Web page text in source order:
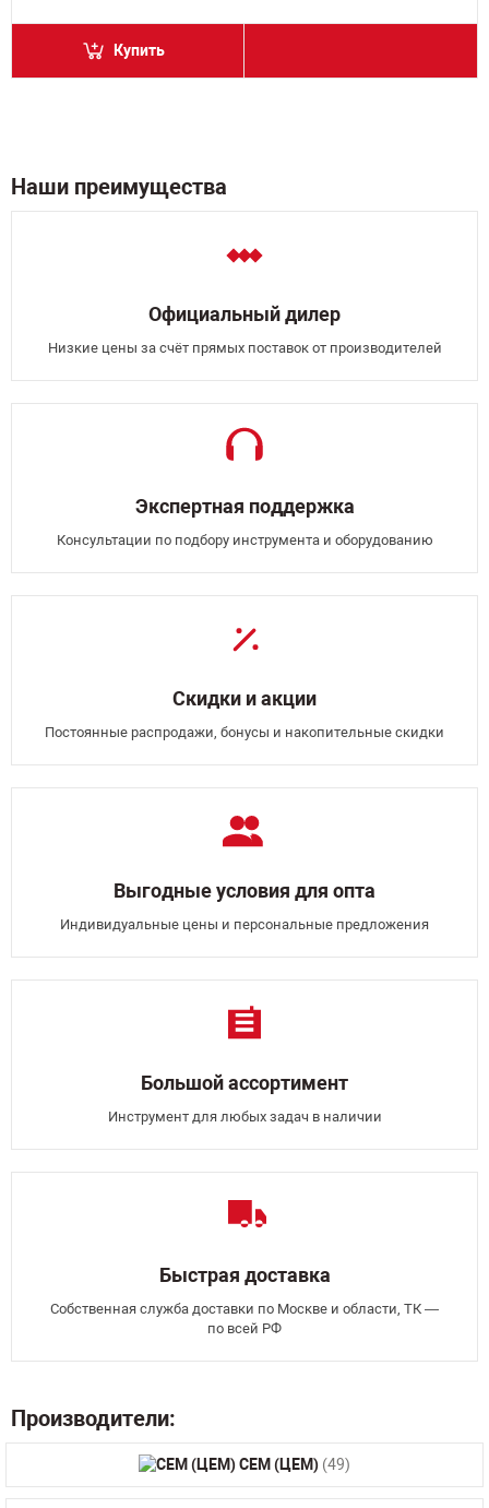
Купить
Наши преимущества
Официальный дилер
Низкие цены за счёт прямых поставок от производителей
Экспертная поддержка
Консультации по подбору инструмента и оборудованию
Скидки и акции
Постоянные распродажи, бонусы и накопительные скидки
Выгодные условия для опта
Индивидуальные цены и персональные предложения
Большой ассортимент
Инструмент для любых задач в наличии
Быстрая доставка
Собственная служба доставки по Москве и области, ТК —
по всей РФ
Производители:
CEM (ЦЕМ) (49)